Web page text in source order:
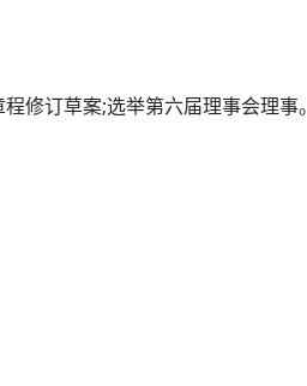
修订草案;选举第六届理事会理事。